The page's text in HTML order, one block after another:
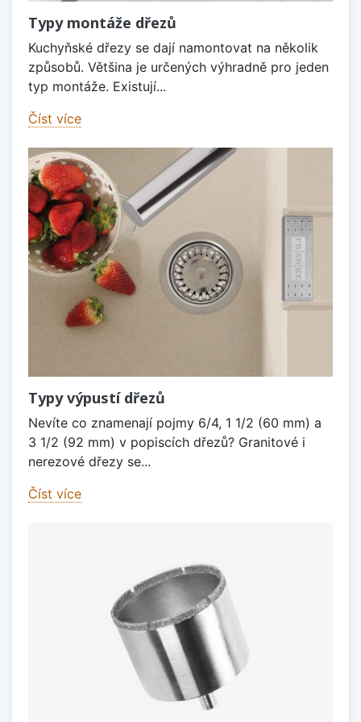
Typy montáže dřezů
Kuchyňské dřezy se dají namontovat na několik
způsobů. Většina je určených výhradně pro jeden
typ montáže. Existují...
Číst více
Typy výpustí dřezů
Nevíte co znamenají pojmy 6/4, 1 1/2 (60 mm) a
3 1/2 (92 mm) v popiscích dřezů? Granitové i
nerezové dřezy se...
Číst více